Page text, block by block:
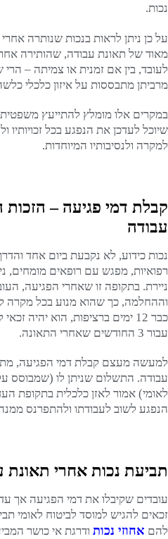
נכות.
על כן ניתן לראות בנכות שנותרה אחרי
מאוד של תאונת עבודה, שהותירה
לעובד, בין אם זמנית או צמיתה – הרי
מרביתן מתבססות על איזון כלכלי
במקרים אלו מומלץ להתייעץ משפטית
שיוכל לעדכן את הנפגע בכל זכויותיו
למקרה ולנסיבותיו המיוחדות.
קבלת דמי פגיעה – הזכות
עבודה
נכות כידוע, לא נקבעת ביום אחד
רפואיות, מפגש עם רופאים מומחים,
ניירת. בתקופה זו שאחרי הפגיעה,
וההחלמה, כך שהוא מנוע בכל מקרה
כבר 12 ימים ברציפות, הוא יהיה
עבור 3 החודשים שאחרי התאונה.
למעשה מעצם קבלת דמי הפגיעה,
לאומי) אמור לאזן כלכלית בתקופת
הנפגע לשוב לעבודתו ולהתפרנס
תביעת נכות אחרי תאונת
עובדים שקיבלו את דמי הפגיעה אך
זכאים להגיש למוסד לביטוח לאומי
להם אחוזי נכות ודרגת אי כושר